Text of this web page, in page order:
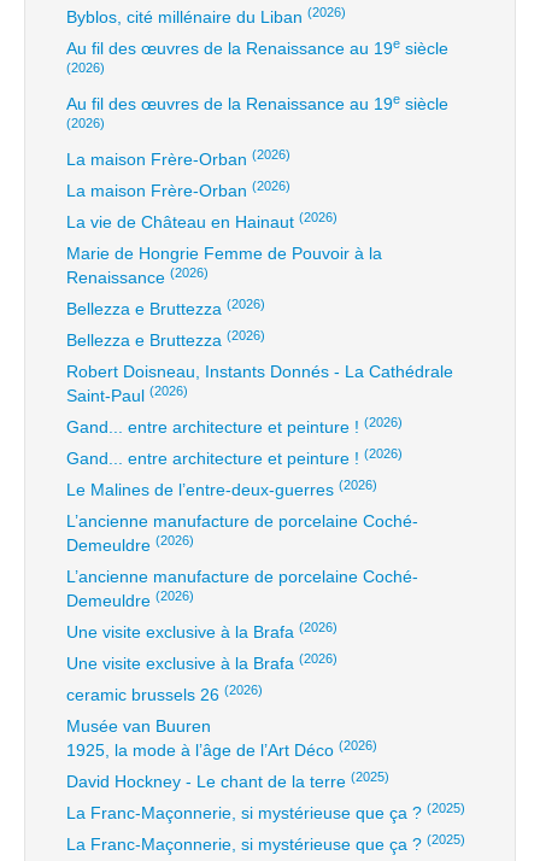
Byblos, cité millénaire du Liban (2026)
Au fil des œuvres de la Renaissance au 19e siècle
(2026)
Au fil des œuvres de la Renaissance au 19e siècle
(2026)
La maison Frère-Orban (2026)
La maison Frère-Orban (2026)
La vie de Château en Hainaut (2026)
Marie de Hongrie Femme de Pouvoir à la
Renaissance (2026)
Bellezza e Bruttezza (2026)
Bellezza e Bruttezza (2026)
Robert Doisneau, Instants Donnés - La Cathédrale
Saint-Paul (2026)
Gand... entre architecture et peinture ! (2026)
Gand... entre architecture et peinture ! (2026)
Le Malines de l’entre-deux-guerres (2026)
L’ancienne manufacture de porcelaine Coché-
Demeuldre (2026)
L’ancienne manufacture de porcelaine Coché-
Demeuldre (2026)
Une visite exclusive à la Brafa (2026)
Une visite exclusive à la Brafa (2026)
ceramic brussels 26 (2026)
Musée van Buuren
1925, la mode à l’âge de l’Art Déco (2026)
David Hockney - Le chant de la terre (2025)
La Franc-Maçonnerie, si mystérieuse que ça ? (2025)
La Franc-Maçonnerie, si mystérieuse que ça ? (2025)